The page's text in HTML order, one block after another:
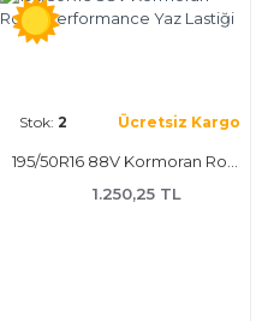
Stok: 2 Ücretsiz Kargo
1.250,25 TL